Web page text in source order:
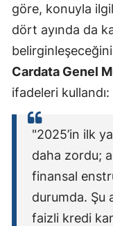
göre, konuyla
dört ayında da
Cardata Genel
ifadeleri kullandı:
"2025’in ilk
daha zordu;
finansal
durumda. Şu
faizli kredi